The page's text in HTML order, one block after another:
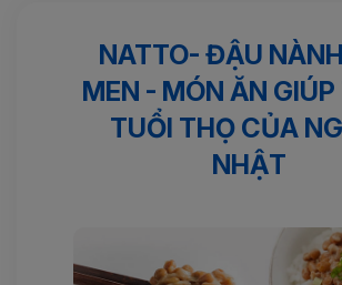
NATTO- ĐẬU
MEN - MÓN ĂN
TUỔI THỌ CỦA
NHẬT